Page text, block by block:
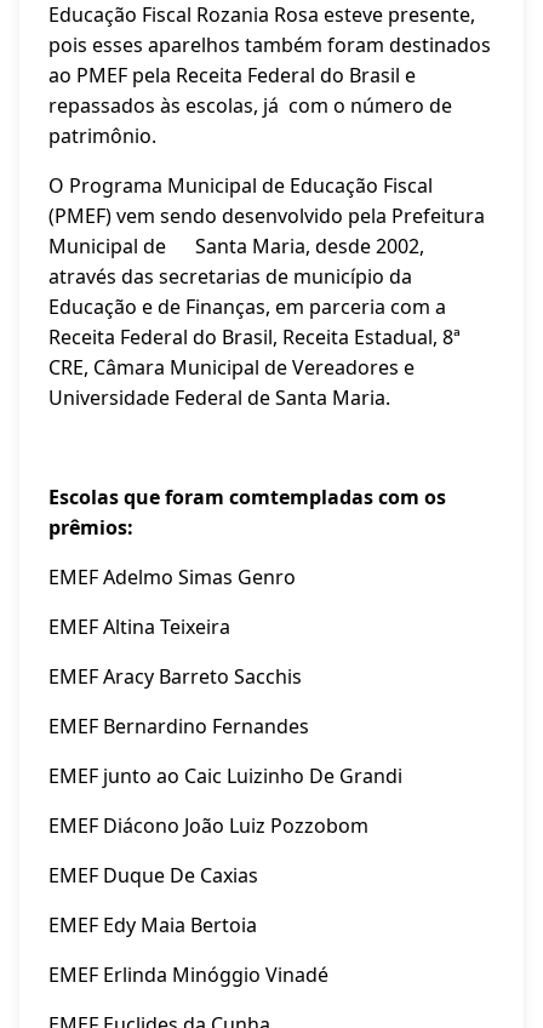
Educação Fiscal Rozania Rosa esteve presente,
pois esses aparelhos também foram destinados
ao PMEF pela Receita Federal do Brasil e
repassados às escolas, já com o número de
patrimônio.
O Programa Municipal de Educação Fiscal
(PMEF) vem sendo desenvolvido pela Prefeitura
Municipal de Santa Maria, desde 2002,
através das secretarias de município da
Educação e de Finanças, em parceria com a
Receita Federal do Brasil, Receita Estadual, 8ª
CRE, Câmara Municipal de Vereadores e
Universidade Federal de Santa Maria.
Escolas que foram comtempladas com os
prêmios:
EMEF Adelmo Simas Genro
EMEF Altina Teixeira
EMEF Aracy Barreto Sacchis
EMEF Bernardino Fernandes
EMEF junto ao Caic Luizinho De Grandi
EMEF Diácono João Luiz Pozzobom
EMEF Duque De Caxias
EMEF Edy Maia Bertoia
EMEF Erlinda Minóggio Vinadé